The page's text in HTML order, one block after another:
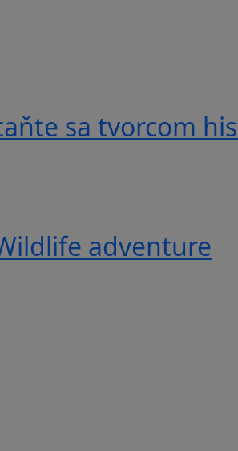
sa tvorcom
adventure